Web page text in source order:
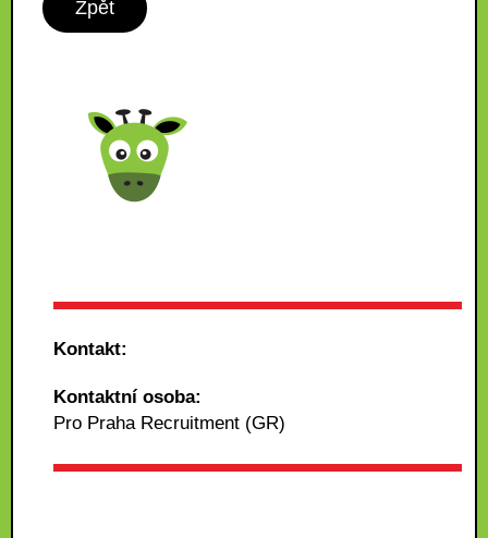
Zpět
Kontakt:
Kontaktní osoba:
Pro Praha Recruitment (GR)